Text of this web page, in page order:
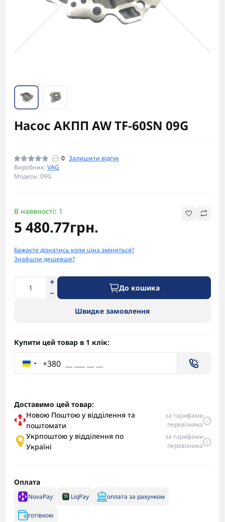
Насос АКПП AW TF-60SN 09G
0 Залишити відгук
Виробник:VAG
Модель: 09G
В наявності: 1
5 480.77грн.
Бажаєте дізнатись коли ціна зміниться?
Знайшли дешевше?
До кошика
Швидке замовлення
Купити цей товар в 1 клік:
+380
Доставимо цей товар:
Новою Поштою у відділення та
поштомати
за тарифами
перевізника
Укрпоштою у відділення по
Україні
за тарифами
перевізника
Оплата
NovaPay LiqPay оплата за рахунком
готівкою